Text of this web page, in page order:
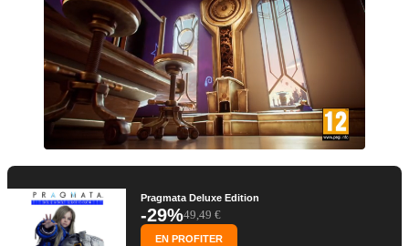
Pragmata Deluxe Edition
-29%49,49 €
EN PROFITER